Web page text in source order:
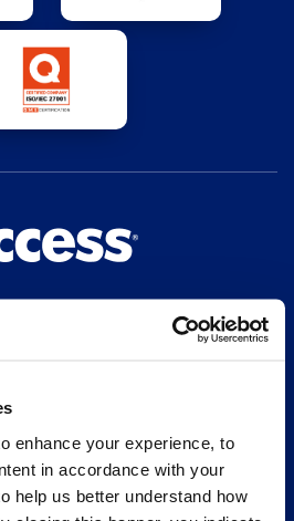
enhance your experience, to
in accordance with your
help us better understand how
a maneira como o mundo
Management®